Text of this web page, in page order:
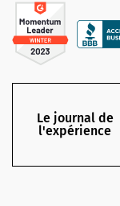
Le journal de
l'expérience